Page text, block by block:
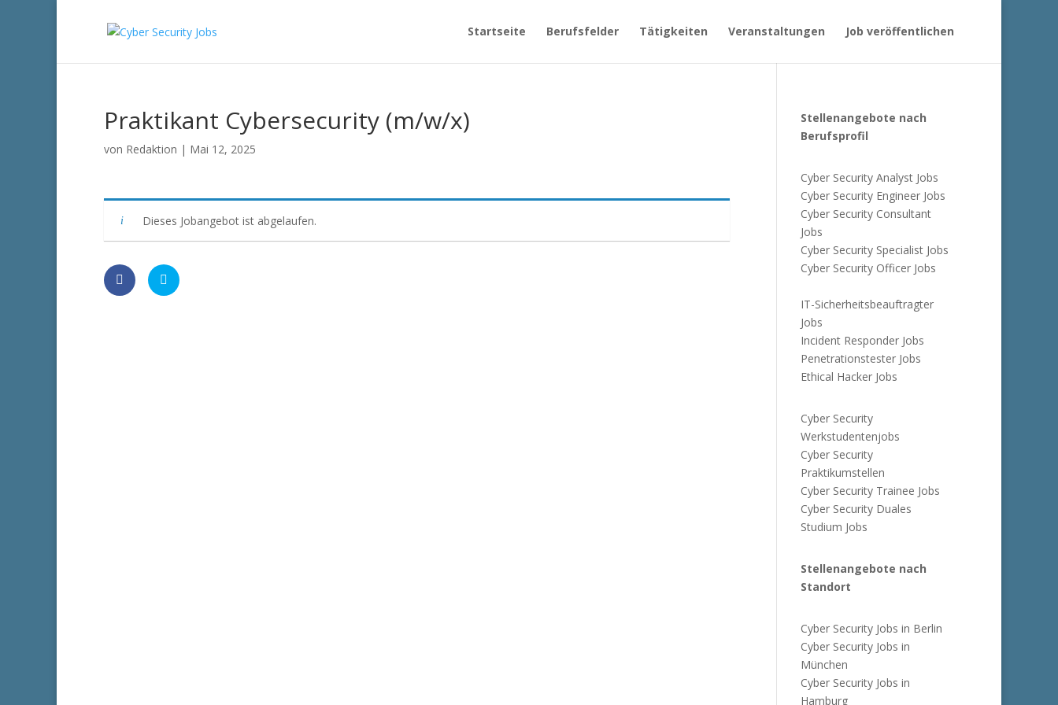
Startseite Berufsfelder Tätigkeiten Veranstaltungen Job veröffentlichen
Praktikant Cybersecurity (m/w/x)
von Redaktion | Mai 12, 2025
Dieses Jobangebot ist abgelaufen.
Stellenangebote nach
Berufsprofil
Cyber Security Analyst Jobs
Cyber Security Engineer Jobs
Cyber Security Consultant
Jobs
Cyber Security Specialist Jobs
Cyber Security Officer Jobs
IT-Sicherheitsbeauftragter
Jobs
Incident Responder Jobs
Penetrationstester Jobs
Ethical Hacker Jobs
Cyber Security
Werkstudentenjobs
Cyber Security
Praktikumstellen
Cyber Security Trainee Jobs
Cyber Security Duales
Studium Jobs
Stellenangebote nach
Standort
Cyber Security Jobs in Berlin
Cyber Security Jobs in
München
Cyber Security Jobs in
Hamburg